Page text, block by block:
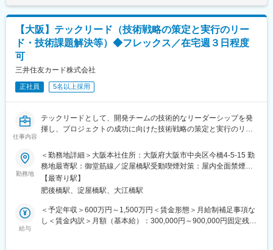
客様・取引先約34万企業・総資産約97兆円（2025年3月末現在）
を有し、長期で安心して働くことができる基盤があります。
2026-14G
・内部関係先：ITシステム開発部門、FWDグループオフィス（香
港）
・外部関係先：各取引ベンダーおよび協力会社
■募集背景：
ム基盤の構築・運用保守を担当しています。
ます。
Infra 領域全般に関してテクニカル面でのサポート（新技術の検
等）を対応いただける方を募集します。
■魅力：
当社では職種により、オフィス勤務と在宅勤務を併用するハイブ
・在宅勤務対象職種で上司の承認を得た場合、1ヵ月の営業日数の
半数以上の出社義務かつ1週間あたり最低2日の出社義務がありま
【大阪】テックリード（技術戦略の策定と実行のリー
ド・技術課題解決等）◆フレックス／在宅週３日程度
可
三井住友カード株式会社
正社員 5名以上採用
仕事内容
テックリードとして、開発チームの技術的なリーダーシップを発
揮し、プロジェクトの成功に向けた技術戦略の策定と実行のリー
す。
【職務詳細】
・ビジネスサイドやプロダクトマネージャーと連携し、事業課題
やユーザ課題を解決するための技術提案
・マイクロサービスのアーキテクチャ設計
・新技術の検証、導入支援
勤務地
＜勤務地詳細＞大阪本社住所：大阪府大阪市中央区今橋4-5-15 勤
務地最寄駅：御堂筋線／淀屋橋駅受動喫煙対策：屋内全面禁煙変
更の範囲：会社の定める事業所（リモートワーク含む）
【最寄り駅】
肥後橋駅、淀屋橋駅、大江橋駅
給与
＜予定年収＞600万円～1,500万円＜賃金形態＞月給制補足事項な
し＜賃金内訳＞月額（基本給）：300,000円～900,000円固定残業